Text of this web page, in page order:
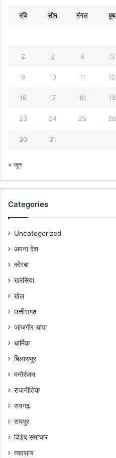
रवि सोम मंगल बुध
2 3 4 5
9 10 11 12
16 17 18 19
23 24 25 26
30 31
« जून
Categories
Uncategorized
अपना देश
कोरबा
खरसिया
खेल
छत्तीसगढ़
जांजगीर चांपा
धार्मिक
बिलासपुर
मनोरंजन
राजनीतिक
रायगढ़
रायपुर
विशेष समाचार
व्यवसाय